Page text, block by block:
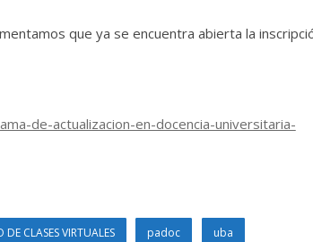
que ya se encuentra abierta la
de-actualizacion-en-docencia-universitaria-
CLASES VIRTUALES padoc
uba